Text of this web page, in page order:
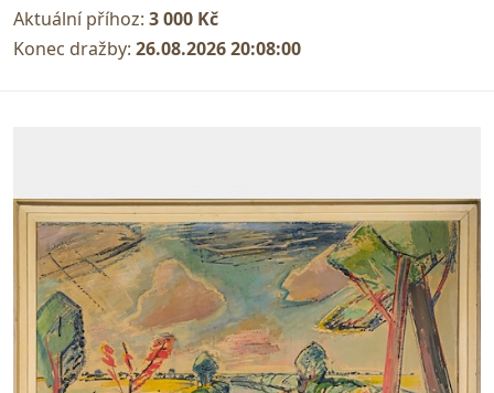
Aktuální příhoz: 3 000 Kč
Konec dražby: 26.08.2026 20:08:00